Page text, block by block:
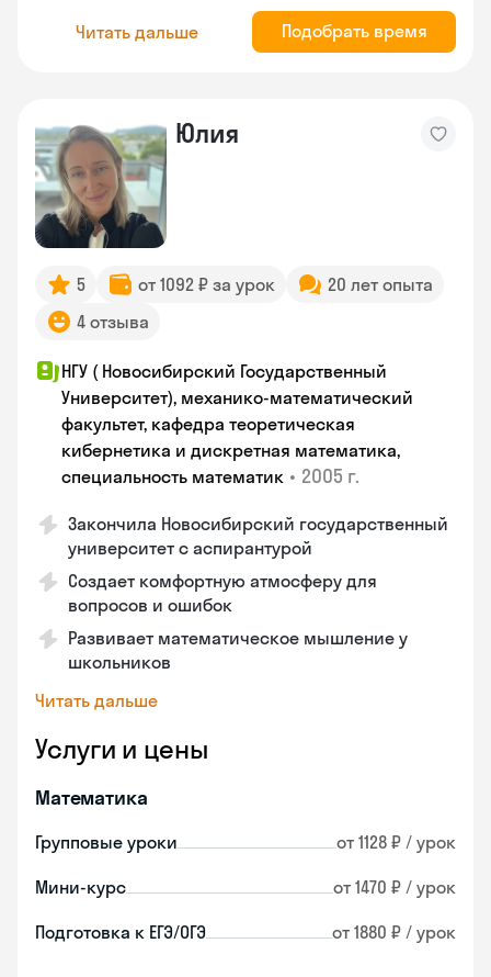
Читать дальше Подобрать время
Юлия
5 от 1092 ₽ за урок
20 лет опыта
4 отзыва
НГУ ( Новосибирский Государственный
Университет), механико-математический
факультет, кафедра теоретическая
кибернетика и дискретная математика,
специальность математик • 2005 г.
Закончилa Новосибирский государственный
университет с аспирантурой
Создает комфортную атмосферу для
вопросов и ошибок
Развивает математическое мышление у
школьников
Читать дальше
Услуги и цены
Математика
Групповые уроки от 1128 ₽ / урок
Мини-курс от 1470 ₽ / урок
Подготовка к ЕГЭ/ОГЭ от 1880 ₽ / урок